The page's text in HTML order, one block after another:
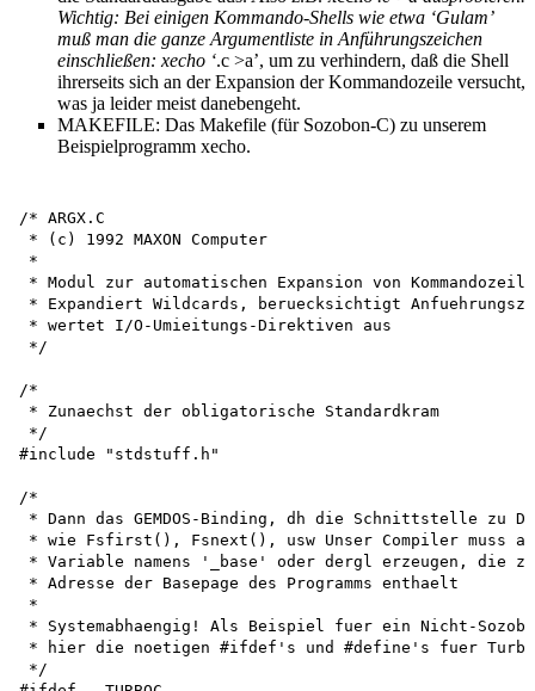
Wichtig: Bei einigen Kommando-Shells wie etwa ‘Gulam’
muß man die ganze Argumentliste in Anführungszeichen
einschließen: xecho ‘.c >a’, um zu verhindern, daß die Shell
ihrerseits sich an der Expansion der Kommandozeile versucht,
was ja leider meist danebengeht.
MAKEFILE: Das Makefile (für Sozobon-C) zu unserem
Beispielprogramm xecho.